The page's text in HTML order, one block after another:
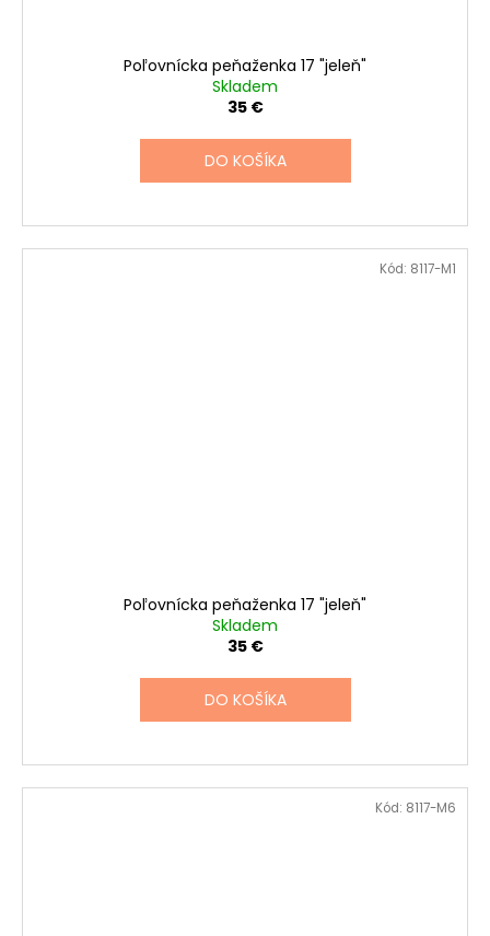
Poľovnícka peňaženka 17 "jeleň"
Skladem
35 €
DO KOŠÍKA
Poľovnícka peňaženka 17 "jeleň"
Skladem
35 €
DO KOŠÍKA
Kód: 8117-M1
Kód: 8117-M6